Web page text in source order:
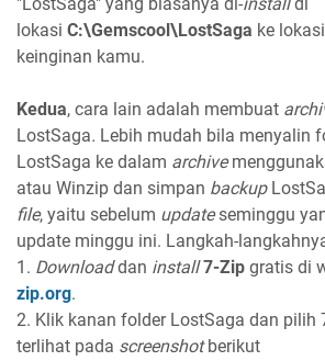
lokasi C:\Gemscool\LostSaga ke
keinginan kamu.
Kedua, cara lain adalah membuat
LostSaga. Lebih mudah bila menyalin
LostSaga ke dalam archive
atau Winzip dan simpan backup
file, yaitu sebelum updateseminggu
update minggu ini. Langkah-
1. Downloaddan install 7-Zip gratis di
zip.org.
2. Klik kanan folder LostSaga dan pilih
terlihat pada screenshotberikut